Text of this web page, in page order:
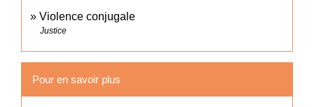
Violence conjugale
Justice
Pour en savoir plus